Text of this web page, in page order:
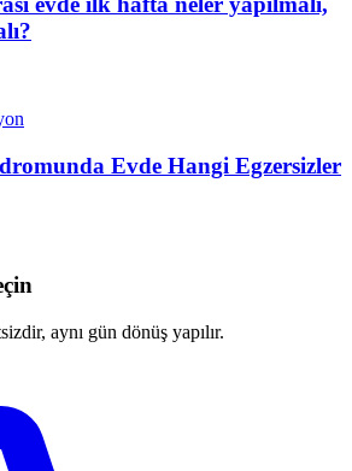
Evde Hangi Egzersizler
aynı gün dönüş yapılır.